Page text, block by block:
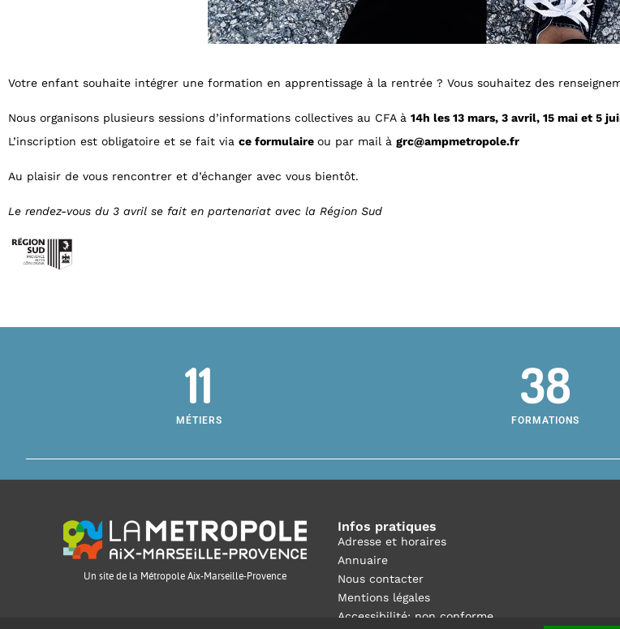
Votre enfant souhaite intégrer une formation en apprentissage à la rentrée ? Vous souhaitez des
Nous organisons plusieurs sessions d’informations collectives au CFA à 14h les 13 mars, 3 avril, 15 mai et 5
L’inscription est obligatoire et se fait via ce formulaire ou par mail à grc@ampmetropole.fr
Au plaisir de vous rencontrer et d’échanger avec vous bientôt.
Le rendez-vous du 3 avril se fait en partenariat avec la Région Sud
11
MÉTIERS
38
FORMATIONS
Un site de la Métropole Aix-Marseille-Provence
Infos pratiques
Adresse et horaires
Annuaire
Nous contacter
Mentions légales
Accessibilité: non conforme